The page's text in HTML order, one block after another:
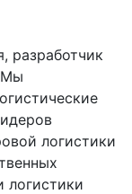
разработчик
Мы
логистики
логистики